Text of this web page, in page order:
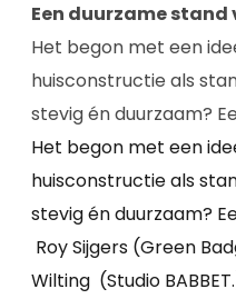
Een duurzame stand
Het begon met een
huisconstructie als
stevig én duurzaam?
Het begon met een
huisconstructie als
stevig én duurzaam?
Roy Sijgers (Green
Wilting (Studio